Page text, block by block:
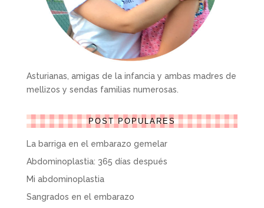
Asturianas, amigas de la infancia y ambas madres de
mellizos y sendas familias numerosas.
POST POPULARES
La barriga en el embarazo gemelar
Abdominoplastia: 365 días después
Mi abdominoplastia
Sangrados en el embarazo